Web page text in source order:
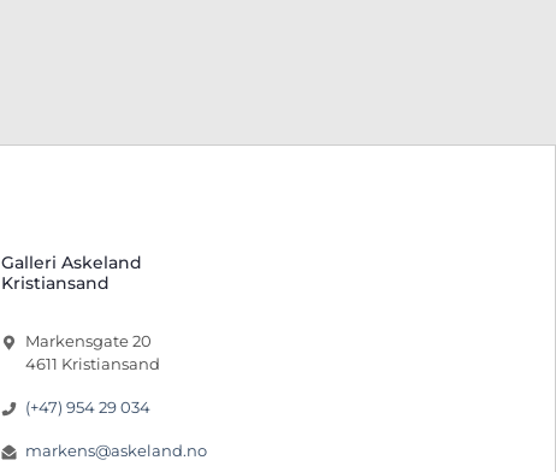
Galleri Askeland
Kristiansand
Markensgate 20
4611 Kristiansand
(+47) 954 29 034
markens@askeland.no